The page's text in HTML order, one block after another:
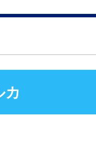
レストランで働こ
A型事業所
！
カ